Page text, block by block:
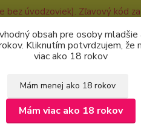
úvodzoviek). Zľavový kód
obsah pre osoby mladšie
Kliknutím potvrdzujem, že
viac ako 18 rokov
Mám menej ako 18 rokov
Mám viac ako 18 rokov
Ochrana osobných údajov